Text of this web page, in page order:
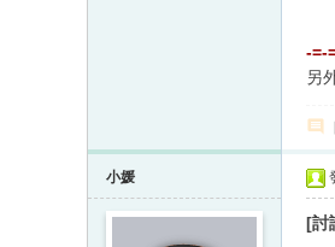
-=-
另
小媛
[討